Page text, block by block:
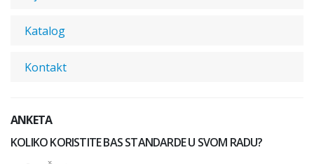
Katalog
Kontakt
ANKETA
KOLIKO KORISTITE BAS STANDARDE U SVOM RADU?